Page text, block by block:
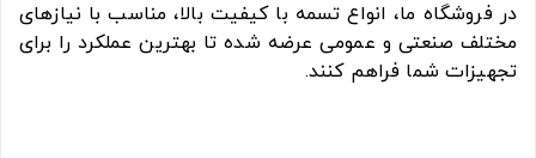
در فروشگاه ما، انواع تسمه با کیفیت بالا، مناسب با نیازهای
مختلف صنعتی و عمومی عرضه شده تا بهترین عملکرد را برای
تجهیزات شما فراهم کنند.